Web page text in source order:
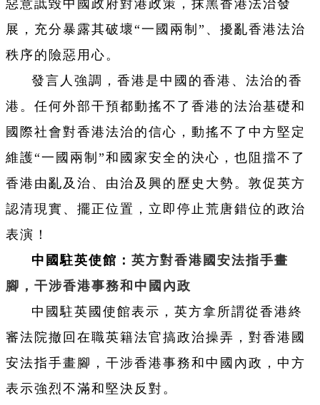
惡意詆毀中國政府對港政策，抹黑香港法治發
展，充分暴露其破壞“一國兩制”、擾亂香港法治
秩序的險惡用心。
發言人強調，香港是中國的香港、法治的香
港。任何外部干預都動搖不了香港的法治基礎和
國際社會對香港法治的信心，動搖不了中方堅定
維護“一國兩制”和國家安全的決心，也阻擋不了
香港由亂及治、由治及興的歷史大勢。敦促英方
認清現實、擺正位置，立即停止荒唐錯位的政治
表演！
中國駐英使館： 英方對香港國安法指手畫
腳，干涉香港事務和中國內政
中國駐英國使館表示，英方拿所謂從香港終
審法院撤回在職英籍法官搞政治操弄，對香港國
安法指手畫腳，干涉香港事務和中國內政，中方
表示強烈不滿和堅決反對。